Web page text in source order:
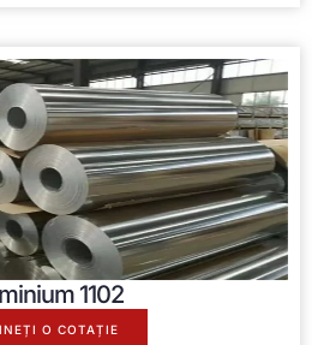
1102
O COTAȚIE